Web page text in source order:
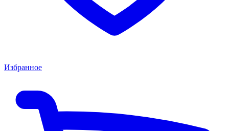
Избранное